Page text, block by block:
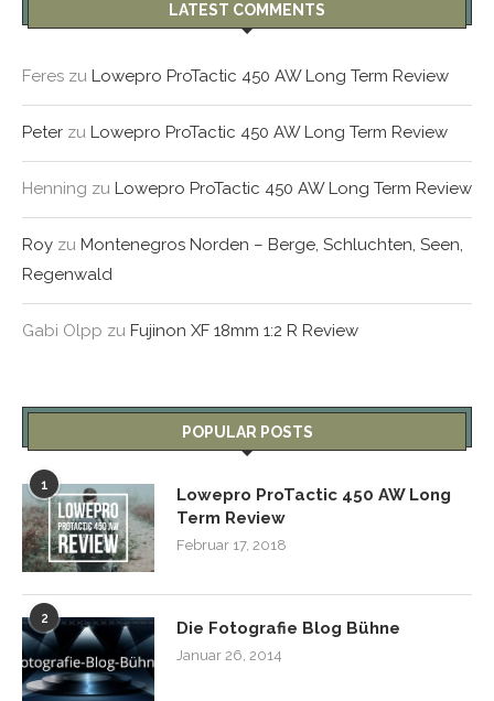
LATEST COMMENTS
Feres zu Lowepro ProTactic 450 AW Long Term Review
Peter zu Lowepro ProTactic 450 AW Long Term Review
Henning zu Lowepro ProTactic 450 AW Long Term Review
Roy zu Montenegros Norden – Berge, Schluchten, Seen,
Regenwald
Gabi Olpp zu Fujinon XF 18mm 1:2 R Review
POPULAR POSTS
1
Lowepro ProTactic 450 AW Long
Term Review
Februar 17, 2018
2 Die Fotografie Blog Bühne
Januar 26, 2014